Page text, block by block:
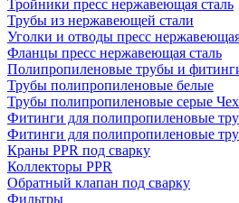
Тройники пресс нержавеющая сталь
Трубы из нержавеющей стали
Уголки и отводы пресс
Фланцы пресс нержавеющая сталь
Полипропиленовые трубы и
Трубы полипропиленовые белые
Трубы полипропиленовые серые
Фитинги для полипропиленовые
Фитинги для полипропиленовые
Краны PPR под сварку
Коллекторы PPR
Обратный клапан под сварку
Фильтры